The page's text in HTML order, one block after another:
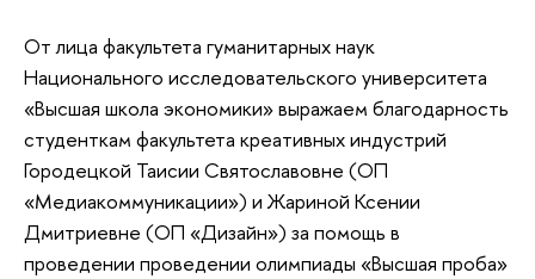
От лица факультета гуманитарных наук
Национального исследовательского университета
«Высшая школа экономики» выражаем благодарность
студенткам факультета креативных индустрий
Городецкой Таисии Святославовне (ОП
«Медиакоммуникации») и Жариной Ксении
Дмитриевне (ОП «Дизайн») за помощь в
проведении проведении олимпиады «Высшая проба»